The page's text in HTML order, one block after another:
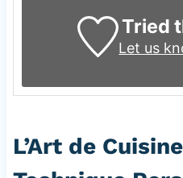
Tried
Let us
L’Art de